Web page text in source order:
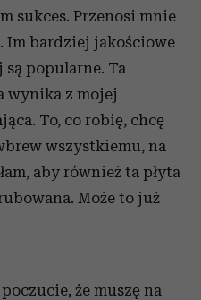
sukces. Przenosi mnie
Im bardziej jakościowe
popularne. Ta
wynika z mojej
To, co robię, chcę
wszystkiemu, na
aby również ta płyta
Może to już
że muszę na